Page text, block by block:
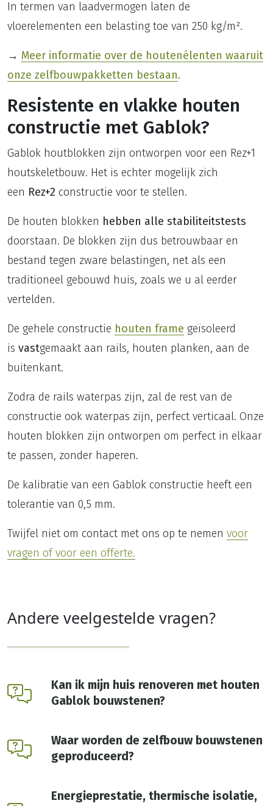
In termen van laadvermogen laten de
vloerelementen een belasting toe van 250 kg/m².
→ Meer informatie over de houtenélenten waaruit
onze zelfbouwpakketten bestaan.
Resistente en vlakke houten
constructie met Gablok?
Gablok houtblokken zijn ontworpen voor een Rez+1
houtskeletbouw. Het is echter mogelijk zich
een Rez+2 constructie voor te stellen.
De houten blokken hebben alle stabiliteitstests
doorstaan. De blokken zijn dus betrouwbaar en
bestand tegen zware belastingen, net als een
traditioneel gebouwd huis, zoals we u al eerder
vertelden.
De gehele constructie houten frame geïsoleerd
is vastgemaakt aan rails, houten planken, aan de
buitenkant.
Zodra de rails waterpas zijn, zal de rest van de
constructie ook waterpas zijn, perfect verticaal. Onze
houten blokken zijn ontworpen om perfect in elkaar
te passen, zonder haperen.
De kalibratie van een Gablok constructie heeft een
tolerantie van 0,5 mm.
Twijfel niet om contact met ons op te nemen voor
vragen of voor een offerte.
Andere veelgestelde vragen?
Kan ik mijn huis renoveren met houten
Gablok bouwstenen?
Waar worden de zelfbouw bouwstenen
geproduceerd?
Energieprestatie, thermische isolatie,